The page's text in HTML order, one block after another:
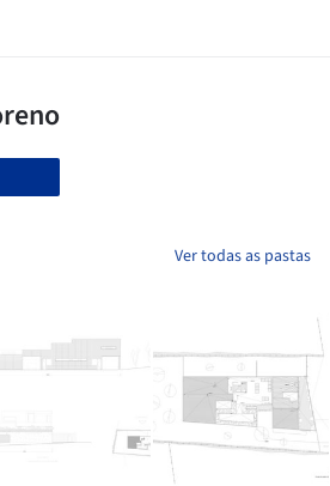
Ver todas as pastas